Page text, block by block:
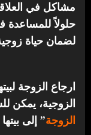
مشاكل في
حلولاً للمساعدة
لضمان حياة
ارجاع الزوجة
الزوجية، يمكن
الزوجة” إلى